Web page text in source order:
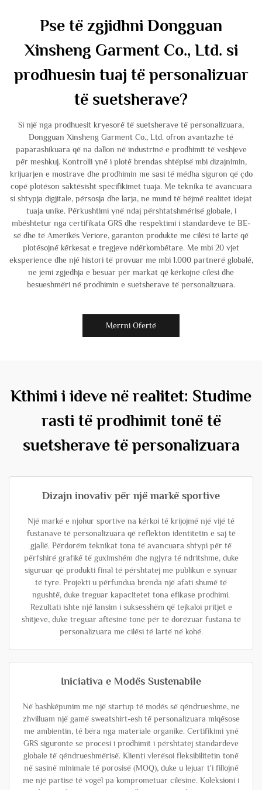
Pse të zgjidhni Dongguan
Xinsheng Garment Co., Ltd. si
prodhuesin tuaj të personalizuar
të suetsherave?
Si një nga prodhuesit kryesorë të suetsherave të personalizuara,
Dongguan Xinsheng Garment Co., Ltd. ofron avantazhe të
paparashikuara që na dallon në industrinë e prodhimit të veshjeve
për meshkuj. Kontrolli ynë i plotë brendas shtëpisë mbi dizajnimin,
krijuarjen e mostrave dhe prodhimin me sasi të mëdha siguron që çdo
copë plotëson saktësisht specifikimet tuaja. Me teknika të avancuara
si shtypja digjitale, përsosja dhe larja, ne mund të bëjmë realitet idejat
tuaja unike. Përkushtimi ynë ndaj përshtatshmërisë globale, i
mbështetur nga certifikata GRS dhe respektimi i standardeve të BE-
së dhe të Amerikës Veriore, garanton produkte me cilësi të lartë që
plotësojnë kërkesat e tregjeve ndërkombëtare. Me mbi 20 vjet
eksperience dhe një histori të provuar me mbi 1.000 partnerë globalë,
ne jemi zgjedhja e besuar për markat që kërkojnë cilësi dhe
besueshmëri në prodhimin e suetsherave të personalizuara.
Merrni Ofertë
Kthimi i ideve në realitet: Studime
rasti të prodhimit tonë të
suetsherave të personalizuara
Dizajn inovativ për një markë sportive
Një markë e njohur sportive na kërkoi të krijojmë një vijë të
fustanave të personalizuara që reflekton identitetin e saj të
gjallë. Përdorëm teknikat tona të avancuara shtypi për të
përfshirë grafikë të guximshëm dhe ngjyra të ndritshme, duke
siguruar që produkti final të përshtatej me publikun e synuar
të tyre. Projekti u përfundua brenda një afati shumë të
ngushtë, duke treguar kapacitetet tona efikase prodhimi.
Rezultati ishte një lansim i suksesshëm që tejkaloi pritjet e
shitjeve, duke treguar aftësinë tonë për të dorëzuar fustana të
personalizuara me cilësi të lartë në kohë.
Iniciativa e Modës Sustenabile
Në bashkëpunim me një startup të modës së qëndrueshme, ne
zhvilluam një gamë sweatshirt-esh të personalizuara miqësose
me ambientin, të bëra nga materiale organike. Certifikimi ynë
GRS siguronte se procesi i prodhimit i përshtatej standardeve
globale të qëndrueshmërisë. Klienti vlerësoi fleksibilitetin tonë
në sasinë minimale të porosisë (MOQ), duke u lejuar t'i fillojnë
me një partisë të vogël pa komprometuar cilësinë. Koleksioni i